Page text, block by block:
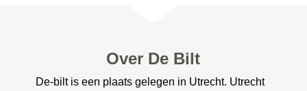
Over De Bilt
De-bilt is een plaats gelegen in Utrecht. Utrecht